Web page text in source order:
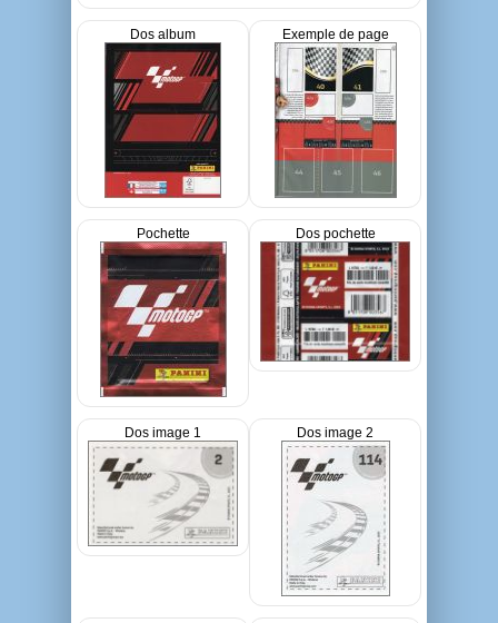
Dos album Exemple de page
Pochette Dos pochette
Dos image 1 Dos image 2